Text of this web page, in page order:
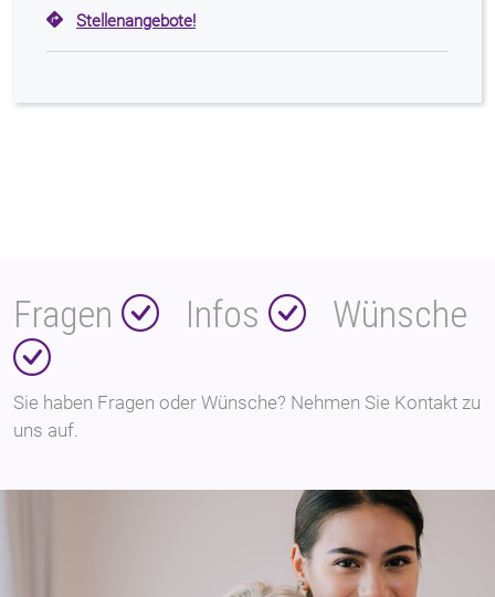
Stellenangebote!
Fragen Infos Wünsche
Sie haben Fragen oder Wünsche? Nehmen Sie Kontakt zu
uns auf.